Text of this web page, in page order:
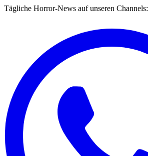
Tägliche Horror-News auf unseren Channels: